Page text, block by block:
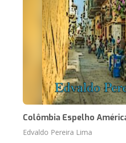
Colômbia Espelho
Edvaldo Pereira Lima